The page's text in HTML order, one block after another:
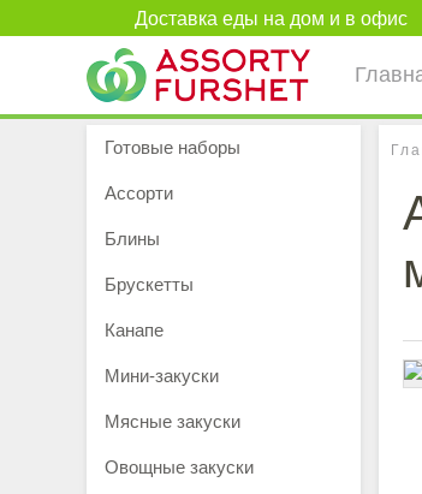
Доставка еды на дом и в офис
Готовые наборы
Ассорти
Блины
Брускетты
Канапе
Мини-закуски
Мясные закуски
Овощные закуски